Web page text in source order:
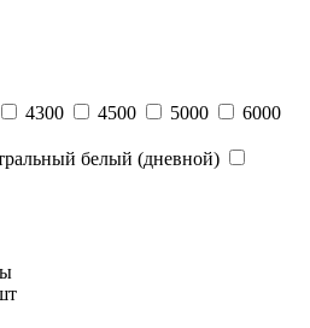
4300 4500 5000
6000
белый (дневной)